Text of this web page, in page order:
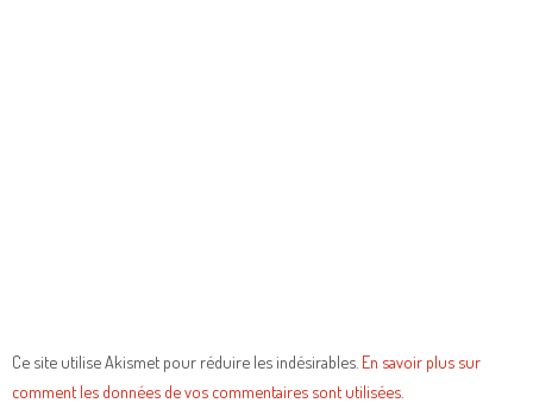
Ce site utilise Akismet pour réduire les indésirables. En savoir plus sur
comment les données de vos commentaires sont utilisées